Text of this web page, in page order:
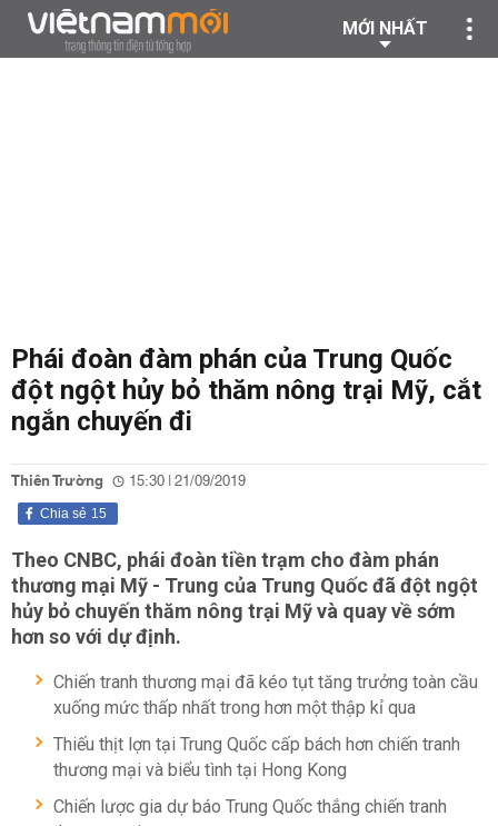
MỚI NHẤT
Phái đoàn đàm phán của Trung Quốc
đột ngột hủy bỏ thăm nông trại Mỹ, cắt
ngắn chuyến đi
Thiên Trường 15:30 | 21/09/2019
15
Chia sẻ
Theo CNBC, phái đoàn tiền trạm cho đàm phán
thương mại Mỹ - Trung của Trung Quốc đã đột ngột
hủy bỏ chuyến thăm nông trại Mỹ và quay về sớm
hơn so với dự định.
Chiến tranh thương mại đã kéo tụt tăng trưởng toàn cầu
xuống mức thấp nhất trong hơn một thập kỉ qua
Thiếu thịt lợn tại Trung Quốc cấp bách hơn chiến tranh
thương mại và biểu tình tại Hong Kong
Chiến lược gia dự báo Trung Quốc thắng chiến tranh